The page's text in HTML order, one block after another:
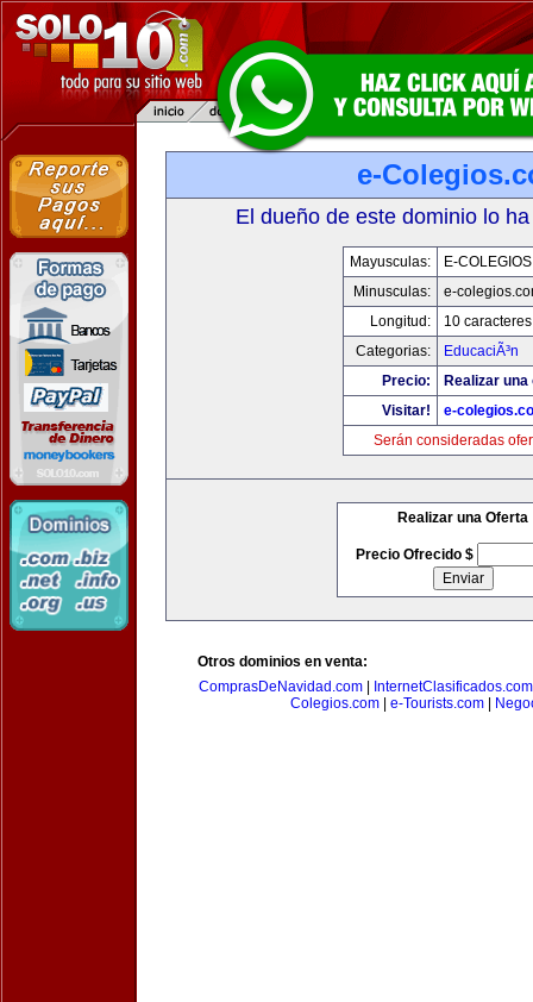
e-
El dueño de este dominio lo
Mayusculas:
E-
Minusculas:
e-
Longitud:
10 caracteres
Categorias:
EducaciÃ³n
Precio:
Realizar
Visitar!
e-
Serán consideradas
Realizar una Oferta
Precio Ofrecido $
Otros dominios en venta:
ComprasDeNavidad.com
InternetClasificados.com
Colegios.com| e-Tourists.com|